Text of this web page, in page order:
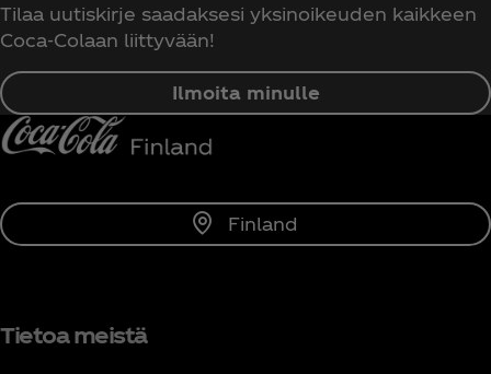
Tilaa uutiskirje saadaksesi yksinoikeuden kaikkeen
Coca‑Colaan liittyvään!
Ilmoita minulle
Finland
Tietoa meistä